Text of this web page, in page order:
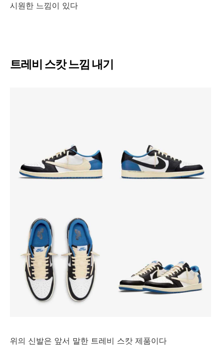
시원한 느낌이 있다
트레비 스캇 느낌 내기
위의 신발은 앞서 말한 트레비 스캇 제품이다